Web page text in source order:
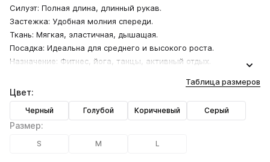
Силуэт: Полная длина, длинный рукав.
Застежка: Удобная молния спереди.
Ткань: Мягкая, эластичная, дышащая.
Посадка: Идеальна для среднего и высокого роста.
Назначение: Фитнес, йога, танцы, активный отдых.
Таблица размеров
Цвет:
Черный Голубой Коричневый Серый
Размер:
S M L